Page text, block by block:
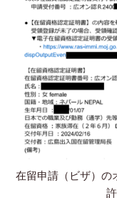
在留申請（ビザ）の